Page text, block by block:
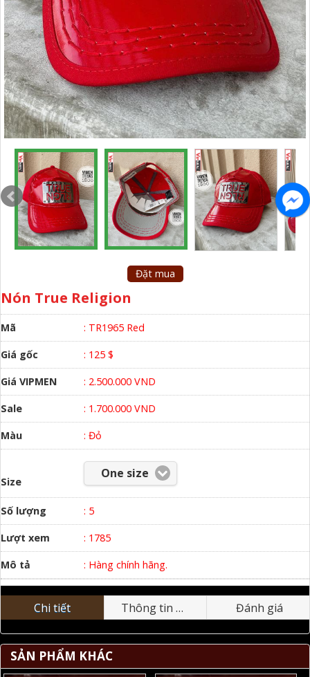
Đặt mua
Nón True Religion
Mã : TR1965 Red
Giá gốc : 125 $
Giá VIPMEN : 2.500.000 VND
Sale : 1.700.000 VND
Màu : Đỏ
Size
One size
Số lượng : 5
Lượt xem : 1785
Mô tả : Hàng chính hãng.
Chi tiết Thông tin nhãn hiệu Đánh giá
SẢN PHẨM KHÁC